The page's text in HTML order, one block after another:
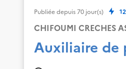
Publiée depuis70 jour(s) 12
CHIFOUMI CRECHES
Auxiliaire de